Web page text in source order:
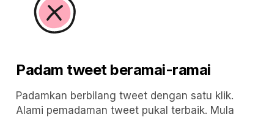
Padam tweet beramai-ramai
Padamkan berbilang tweet dengan satu klik.
Alami pemadaman tweet pukal terbaik. Mula